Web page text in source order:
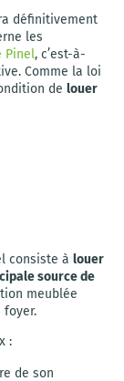
définitivement
les
Pinel, c’est-à-
Comme la loi
de louer
consiste à louer
source de
meublée
foyer.
:
de son